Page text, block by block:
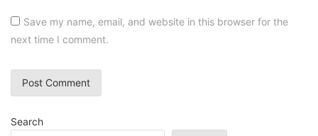
Save my name, email, and website in this browser for the
next time I comment.
Search